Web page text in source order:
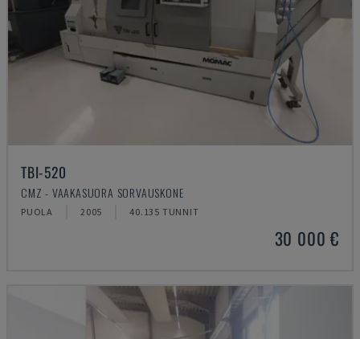
TBI-520
CMZ - VAAKASUORA SORVAUSKONE
PUOLA 2005 40.135 TUNNIT
30 000 €